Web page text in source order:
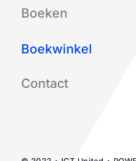
Boeken
Boekwinkel
Contact